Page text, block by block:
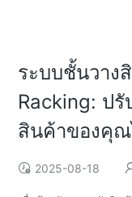
ระบบชั้นวาง
Racking: ปรั
สินค้าของคุณ
2025-08-18